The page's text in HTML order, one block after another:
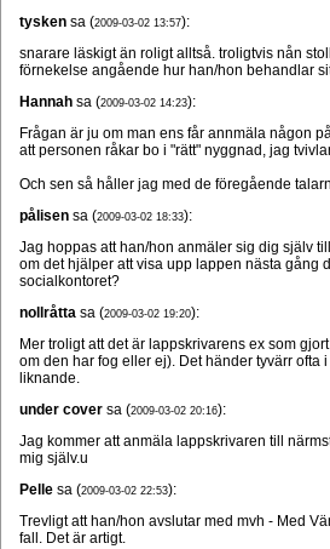
tysken sa (2009-03-02 13:57):
snarare läskigt än roligt alltså. troligtvis nån
förnekelse angående hur han/hon behandlar
Hannah sa (2009-03-02 14:23):
Frågan är ju om man ens får annmäla någon
att personen råkar bo i "rätt" nyggnad, jag
Och sen så håller jag med de föregående
pålisen sa (2009-03-02 18:33):
Jag hoppas att han/hon anmäler sig dig själv
om det hjälper att visa upp lappen nästa gång
socialkontoret?
nollråtta sa (2009-03-02 19:20):
Mer troligt att det är lappskrivarens ex som
om den har fog eller ej). Det händer tyvärr ofta
liknande.
under cover sa (2009-03-02 20:16):
Jag kommer att anmäla lappskrivaren till
mig själv.u
Pelle sa (2009-03-02 22:53):
Trevligt att han/hon avslutar med mvh - Med
fall. Det är artigt.